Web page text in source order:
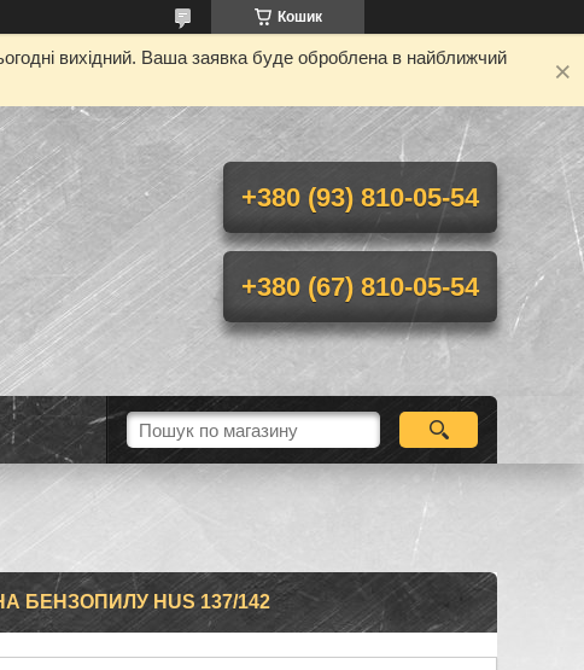
Кошик
вихідний. Ваша заявка буде оброблена в найближчий
+380 (93) 810-05-54
+380 (67) 810-05-54
БЕНЗОПИЛУ HUS 137/142